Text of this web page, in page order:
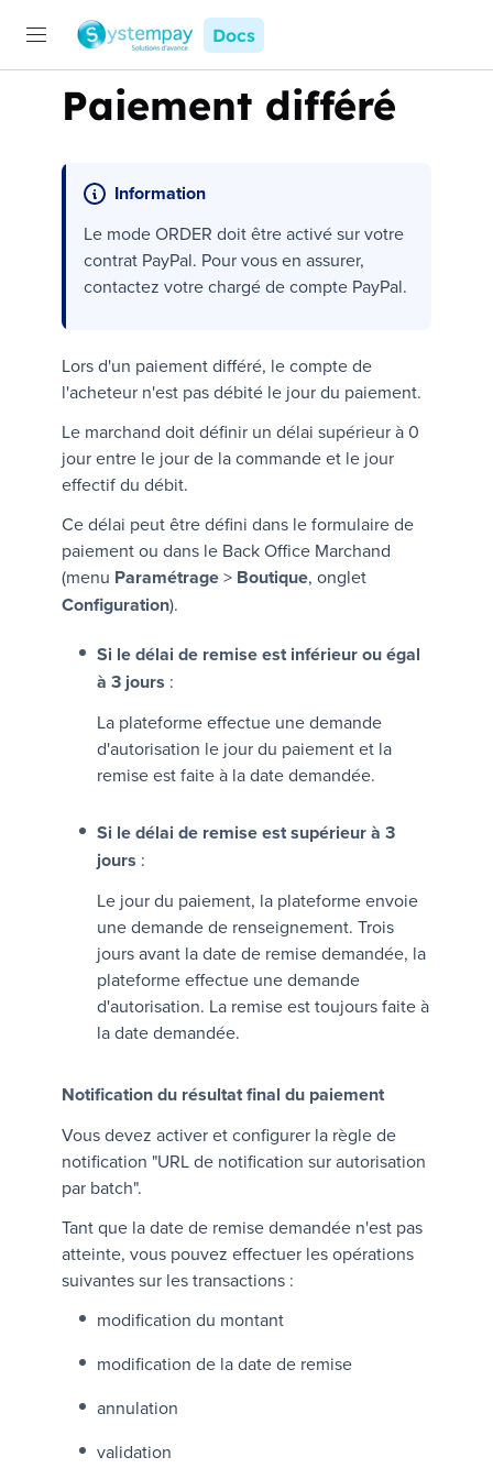
Docs
Paiement différé
Information
Le modeORDER doit être activé sur votre
contrat PayPal. Pour vous en assurer,
contactez votre chargé de compte PayPal.
Lors d'un paiement différé, le compte de
l'acheteur n'est pas débité le jour du paiement.
Le marchand doit définir un délai supérieur à 0
jour entre le jour de la commande et le jour
effectif du débit.
Ce délai peut être défini dans le formulaire de
paiement ou dans le Back Office Marchand
(menu Paramétrage> Boutique, onglet
Configuration).
Si le délai de remise est inférieur ou égal
à 3 jours :
La plateforme effectue une demande
d'autorisation le jour du paiement et la
remise est faite à la date demandée.
Si le délai de remise est supérieur à 3
jours :
Le jour du paiement, la plateforme envoie
une demande de renseignement. Trois
jours avant la date de remise demandée, la
plateforme effectue une demande
d'autorisation. La remise est toujours faite à
la date demandée.
Notification du résultat final du paiement
Vous devez activer et configurer la règle de
notification "URL de notification sur autorisation
par batch".
Tant que la date de remise demandée n'est pas
atteinte, vous pouvez effectuer les opérations
suivantes sur les transactions :
modification du montant
modification de la date de remise
annulation
validation